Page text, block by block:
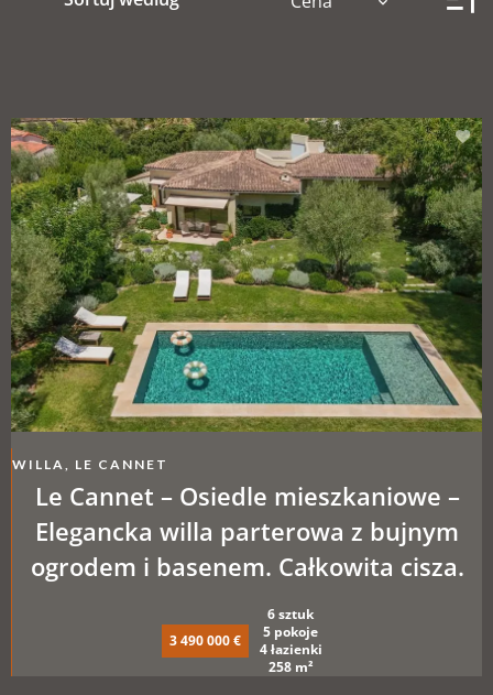
WILLA, LE CANNET
Le Cannet – Osiedle mieszkaniowe –
Elegancka willa parterowa z bujnym
ogrodem i basenem. Całkowita cisza.
3 490 000 €
6 sztuk
5 pokoje
4 łazienki
258 m²